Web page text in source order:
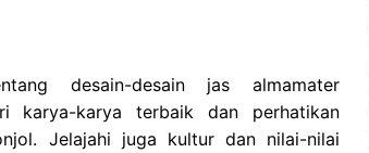
desain-desain jas almamater
karya-karya terbaik dan perhatikan
Jelajahi juga kultur dan nilai-nilai